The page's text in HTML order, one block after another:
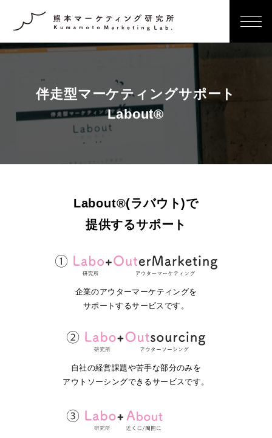
伴走型マーケティングサポート
Labout®
Labout®(ラバウト)で
提供するサポート
企業のアウターマーケティングを
サポートするサービスです。
自社の経営課題や苦手な部分のみを
アウトソーシングできるサービスです。